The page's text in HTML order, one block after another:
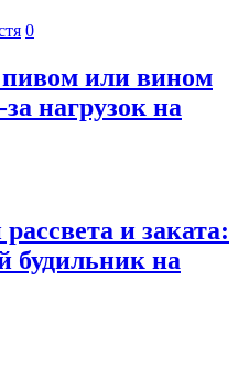
0
или вином
нагрузок на
и заката:
будильник на